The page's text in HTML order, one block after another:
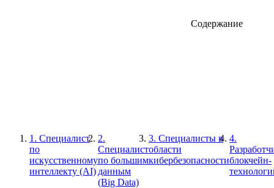
Содержание
1. Специалист
по
искусственному
интеллекту (AI)
2.
Специалист
по большим
данным
(Big Data)
3. Специалисты в
области
кибербезопасности
4.
блокчейн-